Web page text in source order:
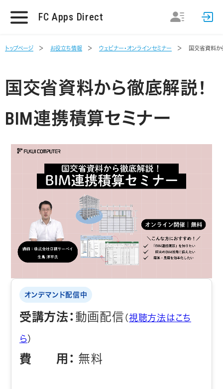
FC Apps Direct
トップページ お役立ち情報 ウェビナー・オンラインセミナー 国交省資料か
国交省資料から徹底解説！
BIM連携積算セミナー
オンデマンド配信中
受講方法： 動画配信（視聴方法はこち
ら）
費 用： 無料